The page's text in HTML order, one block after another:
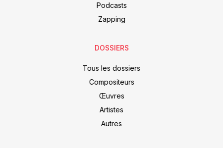
Podcasts
Zapping
DOSSIERS
Tous les dossiers
Compositeurs
Œuvres
Artistes
Autres